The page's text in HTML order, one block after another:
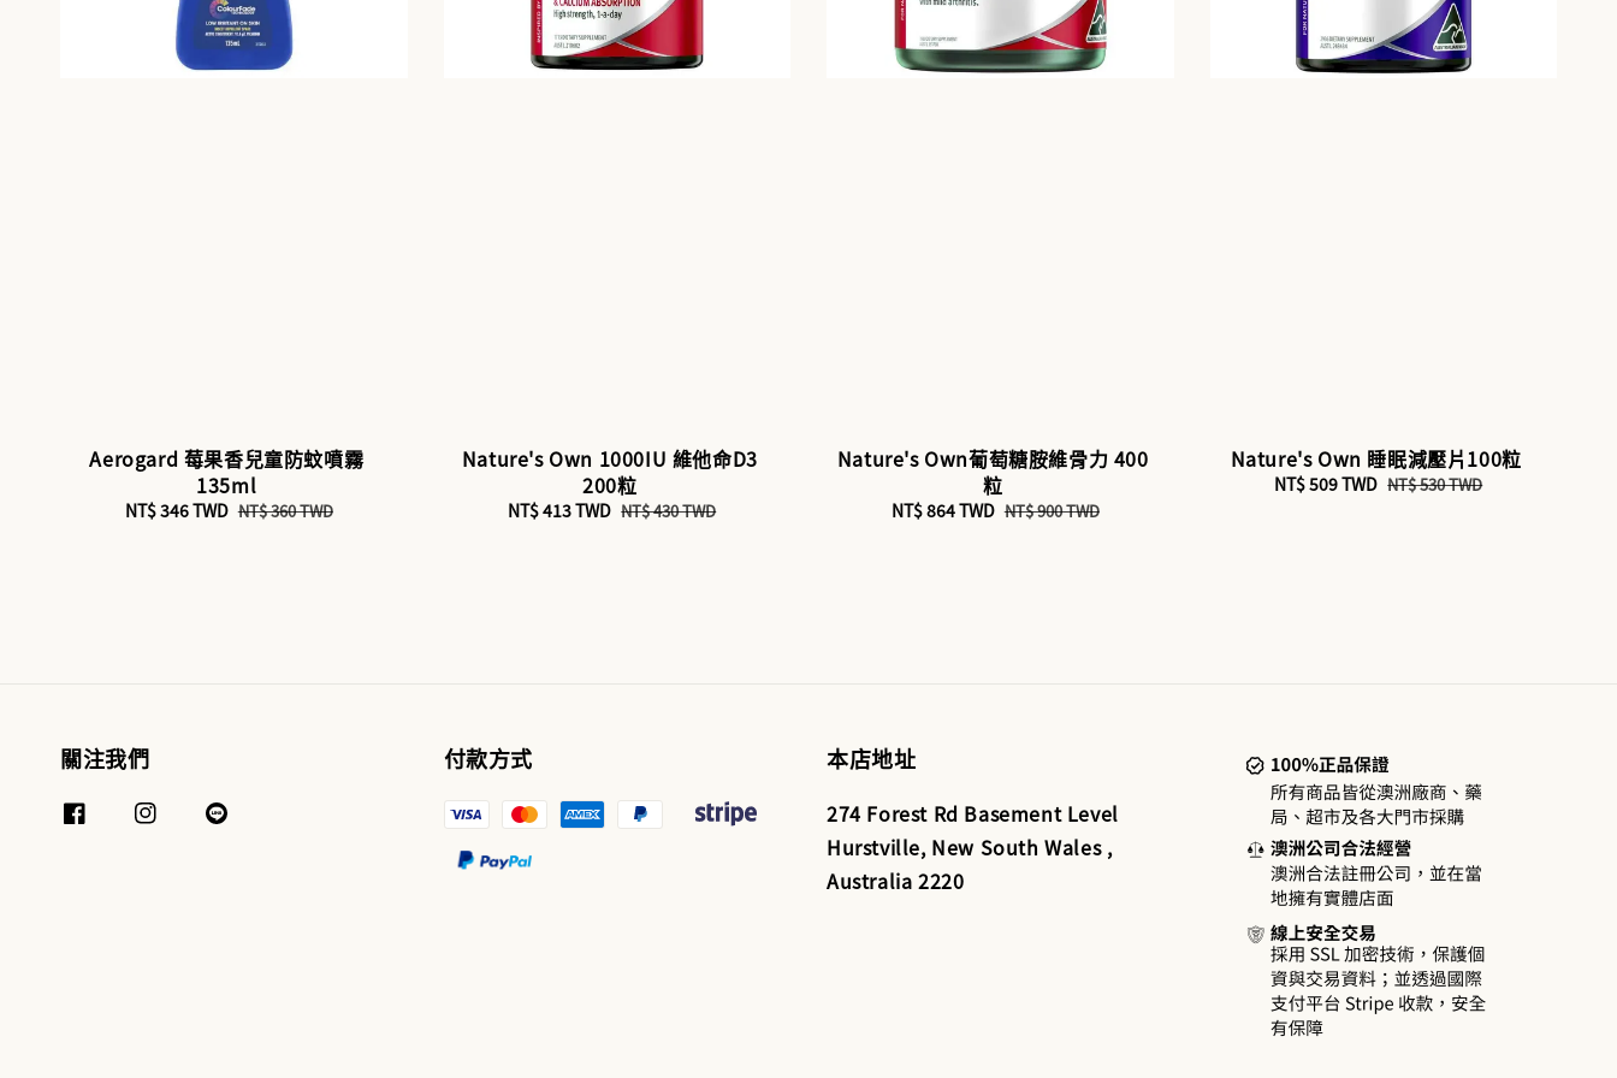
Aerogard 莓果香兒童防蚊噴霧
135ml
Sale
NT$ 346 TWD Regular
NT$ 360 TWD
Nature's Own 1000IU 維他命D3
200粒
Sale
NT$ 413 TWD Regular
NT$ 430 TWD
Nature's Own葡萄糖胺維骨力 400
粒
Sale
NT$ 864 TWD Regular
NT$ 900 TWD
Nature's Own 睡眠減壓片100粒
Sale
NT$ 509 TWD Regular
NT$ 530 TWD
關注我們 付款方式 本店地址
274 Forest Rd Basement Level
Hurstville, New South Wales ,
Australia 2220